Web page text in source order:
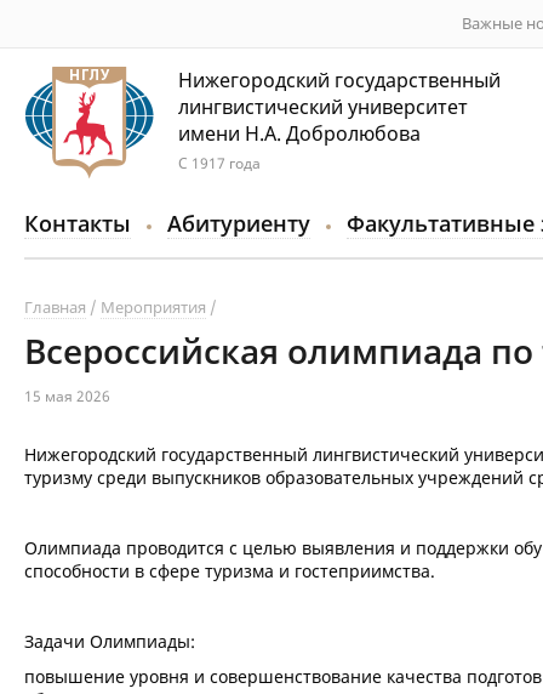
Важные
Нижегородский государственный
лингвистический университет
имени Н.А. Добролюбова
С 1917 года
Контакты Абитуриенту Факультативные
Главная Мероприятия
Всероссийская олимпиада
15 мая 2026
Нижегородский государственный лингвистический
туризму среди выпускников образовательных учреждений
Олимпиада проводится с целью выявления и поддержки
способности в сфере туризма и гостеприимства.
Задачи Олимпиады:
повышение уровня и совершенствование качества